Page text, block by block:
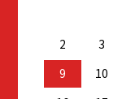
2
3
9
10